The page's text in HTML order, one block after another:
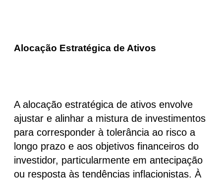
Alocação Estratégica de Ativos
A alocação estratégica de ativos envolve
ajustar e alinhar a mistura de investimentos
para corresponder à tolerância ao risco a
longo prazo e aos objetivos financeiros do
investidor, particularmente em antecipação
ou resposta às tendências inflacionistas. À